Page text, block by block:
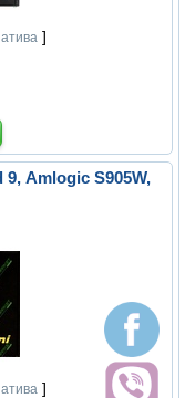
]
Amlogic S905W,
]